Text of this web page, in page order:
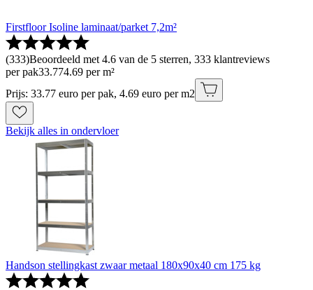
Firstfloor Isoline laminaat/parket 7,2m²
(333)Beoordeeld met 4.6 van de 5 sterren, 333 klantreviews
per pak33.774.69 per m²
Prijs: 33.77 euro per pak, 4.69 euro per m2
Bekijk alles in ondervloer
Handson stellingkast zwaar metaal 180x90x40 cm 175 kg